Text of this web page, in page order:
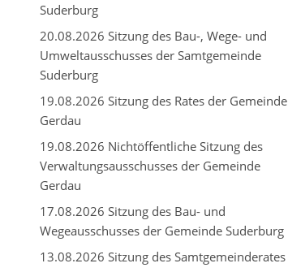
Suderburg
20.08.2026 Sitzung des Bau-, Wege- und
Umweltausschusses der Samtgemeinde
Suderburg
19.08.2026 Sitzung des Rates der Gemeinde
Gerdau
19.08.2026 Nichtöffentliche Sitzung des
Verwaltungsausschusses der Gemeinde
Gerdau
17.08.2026 Sitzung des Bau- und
Wegeausschusses der Gemeinde Suderburg
13.08.2026 Sitzung des Samtgemeinderates